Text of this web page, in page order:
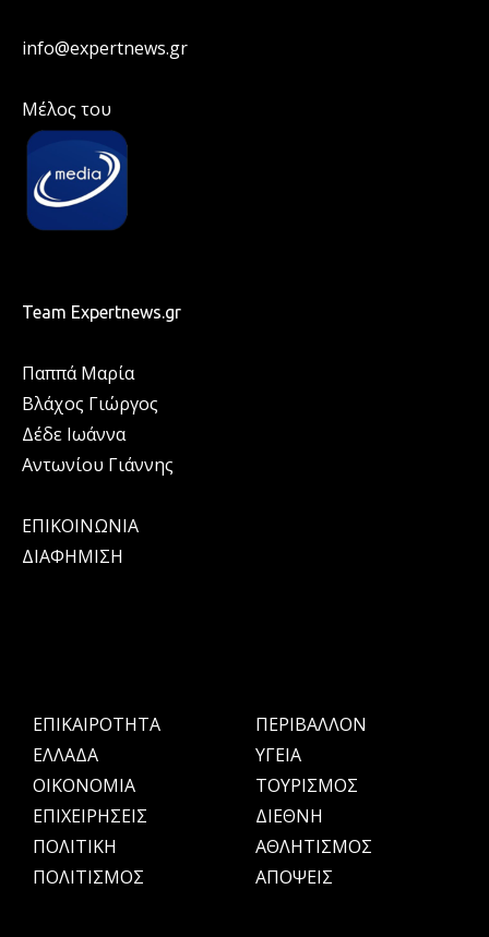
info@expertnews.gr
Μέλος του
Team Expertnews.gr
Παππά Μαρία
Βλάχος Γιώργος
Δέδε Ιωάννα
Αντωνίου Γιάννης
ΕΠΙΚΟΙΝΩΝΙΑ
ΔΙΑΦΗΜΙΣΗ
ΕΠΙΚΑΙΡΟΤΗΤΑ
ΕΛΛΑΔΑ
OIKONOMIA
ΕΠΙΧΕΙΡΗΣΕΙΣ
ΠΟΛΙΤΙΚΗ
ΠΟΛΙΤΙΣΜΟΣ
ΠΕΡΙΒΑΛΛΟΝ
ΥΓΕΙΑ
ΤΟΥΡΙΣΜΟΣ
ΔΙΕΘΝΗ
ΑΘΛΗΤΙΣΜΟΣ
ΑΠΟΨΕΙΣ